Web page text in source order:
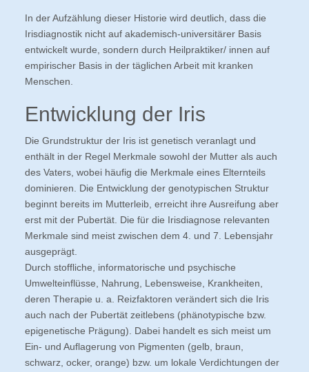
In der Aufzählung dieser Historie wird deutlich, dass die
Irisdiagnostik nicht auf akademisch-universitärer Basis
entwickelt wurde, sondern durch Heilpraktiker/ innen auf
empirischer Basis in der täglichen Arbeit mit kranken
Menschen.
Entwicklung der Iris
Die Grundstruktur der Iris ist genetisch veranlagt und
enthält in der Regel Merkmale sowohl der Mutter als auch
des Vaters, wobei häufig die Merkmale eines Elternteils
dominieren. Die Entwicklung der genotypischen Struktur
beginnt bereits im Mutterleib, erreicht ihre Ausreifung aber
erst mit der Pubertät. Die für die Irisdiagnose relevanten
Merkmale sind meist zwischen dem 4. und 7. Lebensjahr
ausgeprägt.
Durch stoffliche, informatorische und psychische
Umwelteinflüsse, Nahrung, Lebensweise, Krankheiten,
deren Therapie u. a. Reizfaktoren verändert sich die Iris
auch nach der Pubertät zeitlebens (phänotypische bzw.
epigenetische Prägung). Dabei handelt es sich meist um
Ein- und Auflagerung von Pigmenten (gelb, braun,
schwarz, ocker, orange) bzw. um lokale Verdichtungen der